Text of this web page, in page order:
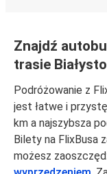
Znajdź
trasie
Podróżowanie z
jest łatwe i
km a najszybsza
Bilety na FlixBusa
możesz